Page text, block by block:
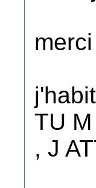
TU
, J